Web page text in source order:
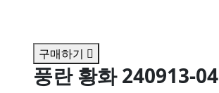
구매하기
풍란 황화 240913-04